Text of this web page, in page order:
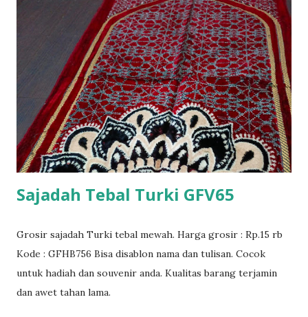
Sajadah Tebal Turki GFV65
Grosir sajadah Turki tebal mewah. Harga grosir : Rp.15 rb
Kode : GFHB756 Bisa disablon nama dan tulisan. Cocok
untuk hadiah dan souvenir anda. Kualitas barang terjamin
dan awet tahan lama.